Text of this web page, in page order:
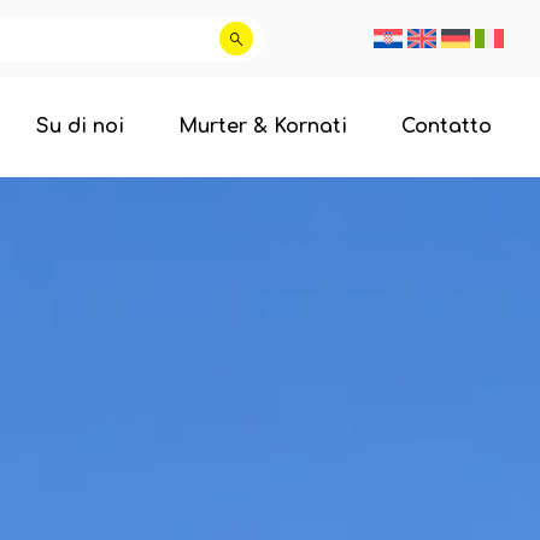
Su di noi Murter & Kornati Contatto